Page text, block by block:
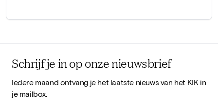
Schrijf je in op onze nieuwsbrief
Iedere maand ontvang je het laatste nieuws van het KIK in
je mailbox.